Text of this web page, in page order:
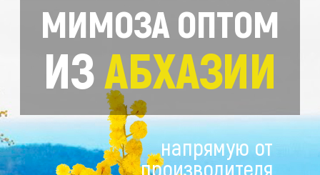
напрямую от
производителя
МИМОЗА ОПТОМ
ИЗАБХАЗИИ